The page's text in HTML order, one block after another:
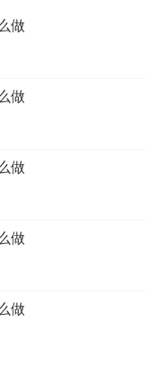
做
做
做
做
做